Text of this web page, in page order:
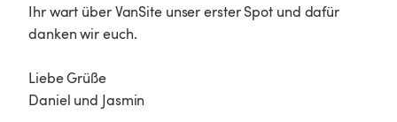
Ihr wart über VanSite unser erster Spot und dafür
danken wir euch.
Liebe Grüße
Daniel und Jasmin